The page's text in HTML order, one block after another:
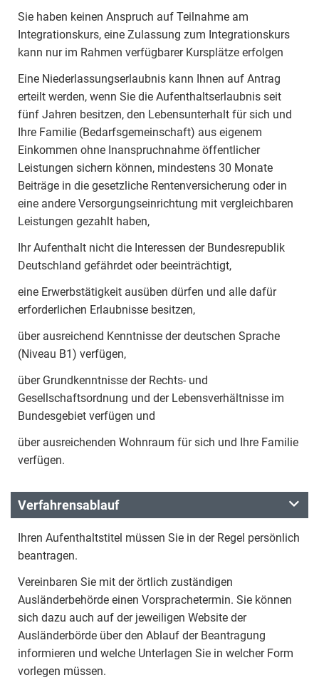
Sie haben keinen Anspruch auf Teilnahme am
Integrationskurs, eine Zulassung zum Integrationskurs
kann nur im Rahmen verfügbarer Kursplätze erfolgen
Eine Niederlassungserlaubnis kann Ihnen auf Antrag
erteilt werden, wenn Sie die Aufenthaltserlaubnis seit
fünf Jahren besitzen, den Lebensunterhalt für sich und
Ihre Familie (Bedarfsgemeinschaft) aus eigenem
Einkommen ohne Inanspruchnahme öffentlicher
Leistungen sichern können, mindestens 30 Monate
Beiträge in die gesetzliche Rentenversicherung oder in
eine andere Versorgungseinrichtung mit vergleichbaren
Leistungen gezahlt haben,
Ihr Aufenthalt nicht die Interessen der Bundesrepublik
Deutschland gefährdet oder beeinträchtigt,
eine Erwerbstätigkeit ausüben dürfen und alle dafür
erforderlichen Erlaubnisse besitzen,
über ausreichend Kenntnisse der deutschen Sprache
(Niveau B1) verfügen,
über Grundkenntnisse der Rechts- und
Gesellschaftsordnung und der Lebensverhältnisse im
Bundesgebiet verfügen und
über ausreichenden Wohnraum für sich und Ihre Familie
verfügen.
Verfahrensablauf
Ihren Aufenthaltstitel müssen Sie in der Regel persönlich
beantragen.
Vereinbaren Sie mit der örtlich zuständigen
Ausländerbehörde einen Vorsprachetermin. Sie können
sich dazu auch auf der jeweiligen Website der
Ausländerbörde über den Ablauf der Beantragung
informieren und welche Unterlagen Sie in welcher Form
vorlegen müssen.